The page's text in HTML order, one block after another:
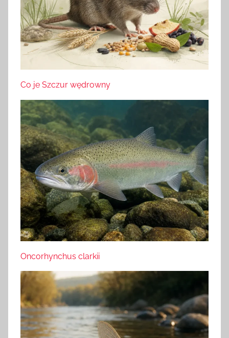
Co je Szczur wędrowny
Oncorhynchus clarkii